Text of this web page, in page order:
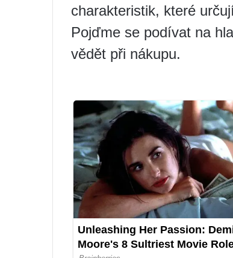
charakteristik, které
Pojďme se podívat na
vědět při nákupu.